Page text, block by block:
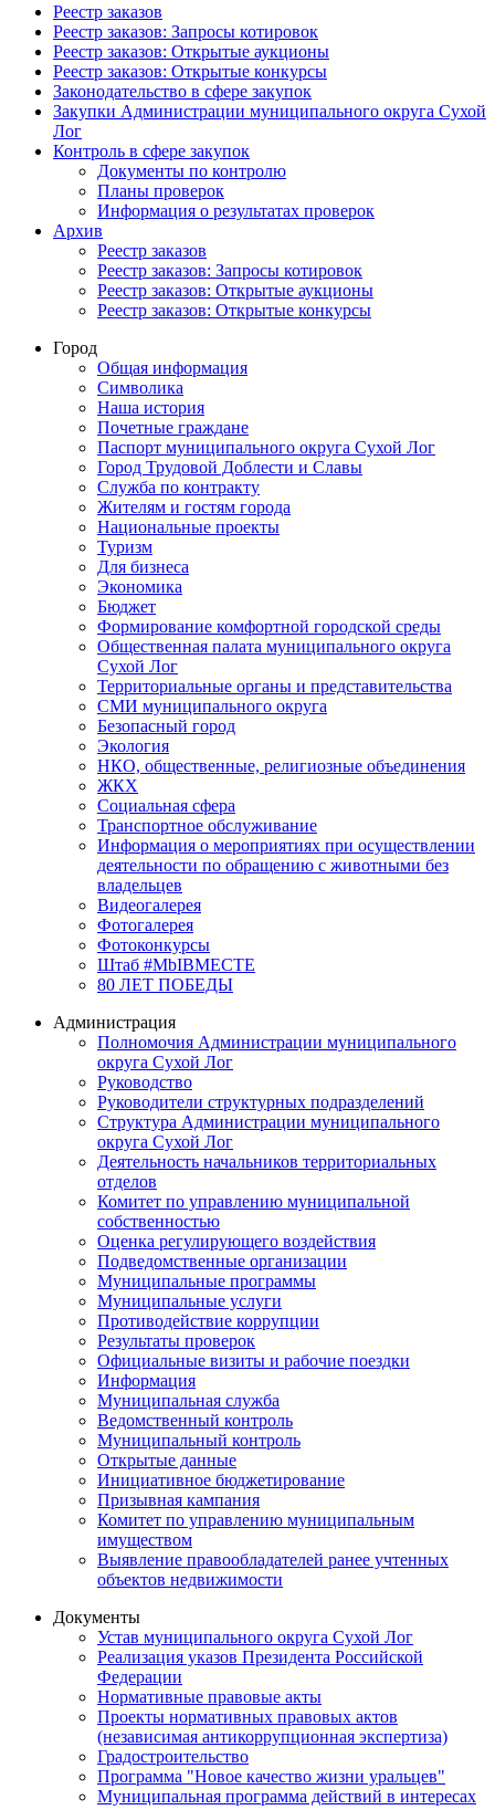
Реестр заказов
Реестр заказов: Запросы котировок
Реестр заказов: Открытые аукционы
Реестр заказов: Открытые конкурсы
Законодательство в сфере закупок
Закупки Администрации муниципального округа Сухой
Лог
Контроль в сфере закупок
Документы по контролю
Планы проверок
Информация о результатах проверок
Архив
Реестр заказов
Реестр заказов: Запросы котировок
Реестр заказов: Открытые аукционы
Реестр заказов: Открытые конкурсы
Город
Общая информация
Символика
Наша история
Почетные граждане
Паспорт муниципального округа Сухой Лог
Город Трудовой Доблести и Славы
Служба по контракту
Жителям и гостям города
Национальные проекты
Туризм
Для бизнеса
Экономика
Бюджет
Формирование комфортной городской среды
Общественная палата муниципального округа
Сухой Лог
Территориальные органы и представительства
СМИ муниципального округа
Безопасный город
Экология
НКО, общественные, религиозные объединения
ЖКХ
Социальная сфера
Транспортное обслуживание
Информация о мероприятиях при осуществлении
деятельности по обращению с животными без
владельцев
Видеогалерея
Фотогалерея
Фотоконкурсы
Штаб #MbIBMECTE
80 ЛЕТ ПОБЕДЫ
Администрация
Полномочия Администрации муниципального
округа Сухой Лог
Руководство
Руководители структурных подразделений
Структура Администрации муниципального
округа Сухой Лог
Деятельность начальников территориальных
отделов
Комитет по управлению муниципальной
собственностью
Оценка регулирующего воздействия
Подведомственные организации
Муниципальные программы
Муниципальные услуги
Противодействие коррупции
Результаты проверок
Официальные визиты и рабочие поездки
Информация
Муниципальная служба
Ведомственный контроль
Муниципальный контроль
Открытые данные
Инициативное бюджетирование
Призывная кампания
Комитет по управлению муниципальным
имуществом
Выявление правообладателей ранее учтенных
объектов недвижимости
Документы
Устав муниципального округа Сухой Лог
Реализация указов Президента Российской
Федерации
Нормативные правовые акты
Проекты нормативных правовых актов
(независимая антикоррупционная экспертиза)
Градостроительство
Программа "Новое качество жизни уральцев"
Муниципальная программа действий в интересах